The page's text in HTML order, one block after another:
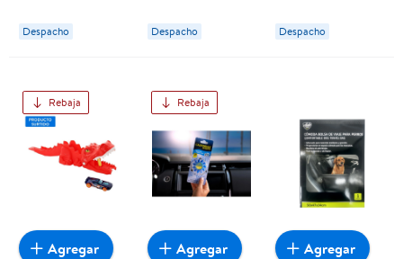
Despacho Despacho
Lysoform
Despacho
Rebaja
Agregar
Rebaja
Agregar Agregar